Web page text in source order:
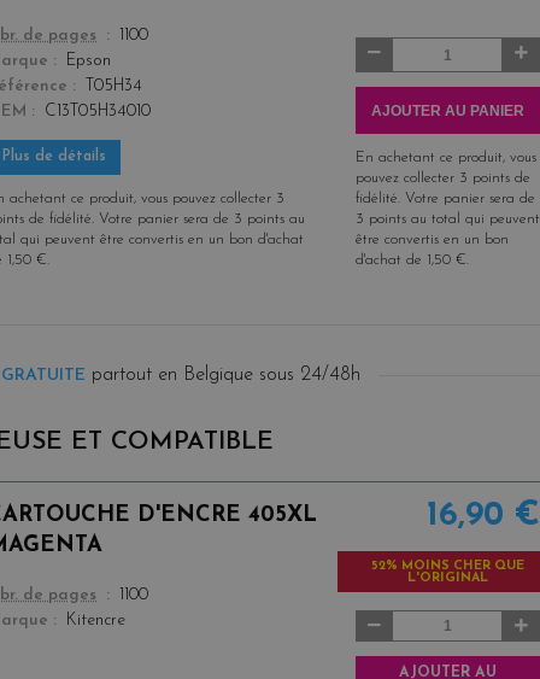
colorde pages
1100
Epson
T05H34
C13T05H34010
Plus de détails
achetant ce produit, vous pouvez collecter 3
de fidélité. Votre panier sera de 3 points au
qui peuvent être convertis en un bon d'achat
1,50 €.
AJOUTER AU PANIER
En achetant ce produit, vous
pouvez collecter 3 points de
fidélité. Votre panier sera de
3 pointsau total qui peuvent
être convertis en un bon
d'achat de
1,50 €.
partout en Belgique sous 24/48h
ET COMPATIBLE
D'ENCRE 405XL
colorde pages
1100
Kitencre
16,90 €
52% MOINS CHER QUE
L'ORIGINAL
AJOUTER AU